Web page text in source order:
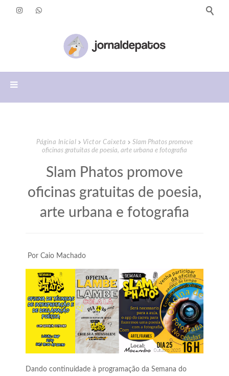
Página Inicial Victor Caixeta
Slam Phatos promove
oficinas gratuitas de poesia, arte urbana e fotografia
Slam Phatos promove
oficinas gratuitas de poesia,
arte urbana e fotografia
Por Caio Machado
Dando continuidade à programação da Semana do